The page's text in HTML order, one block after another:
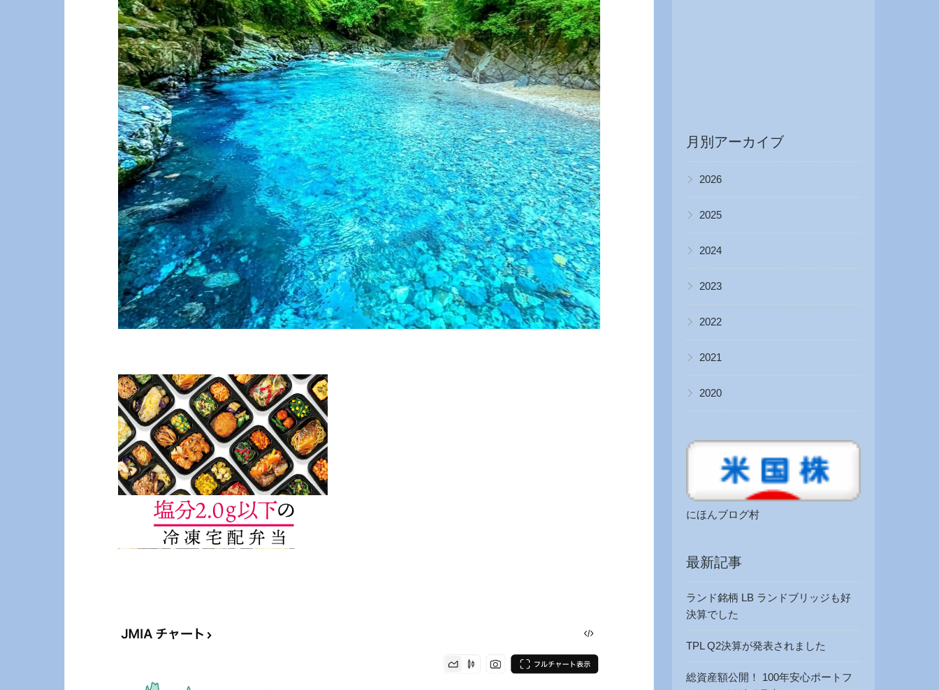
月別アーカイブ
▶ 2026
▶ 2025
▶ 2024
▶ 2023
▶ 2022
▶ 2021
▶ 2020
にほんブログ村
最新記事
ランド銘柄 LB ランドブリッジも好
決算でした
TPL Q2決算が発表されました
総資産額公開！ 100年安心ポートフ